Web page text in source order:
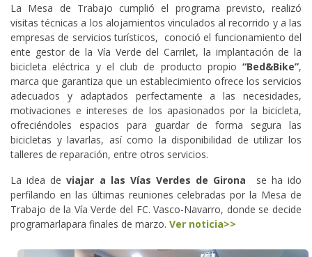
La Mesa de Trabajo cumplió el programa previsto, realizó
visitas técnicas a los alojamientos vinculados al recorrido y a las
empresas de servicios turísticos, conoció el funcionamiento del
ente gestor de la Vía Verde del Carrilet, la implantación de la
bicicleta eléctrica y el club de producto propio “Bed&Bike”,
marca que garantiza que un establecimiento ofrece los servicios
adecuados y adaptados perfectamente a las necesidades,
motivaciones e intereses de los apasionados por la bicicleta,
ofreciéndoles espacios para guardar de forma segura las
bicicletas y lavarlas, así como la disponibilidad de utilizar los
talleres de reparación, entre otros servicios.
La idea de viajar a las Vías Verdes de Girona
se ha ido
perfilando en las últimas reuniones celebradas por la Mesa de
Trabajo de la Vía Verde del FC. Vasco-Navarro, donde se decide
programarlapara finales de marzo. Ver noticia>>